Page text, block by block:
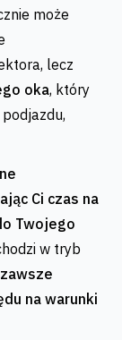
może
lecz
oka, który
Ci czas na
Twojego
w tryb
zawsze
na warunki